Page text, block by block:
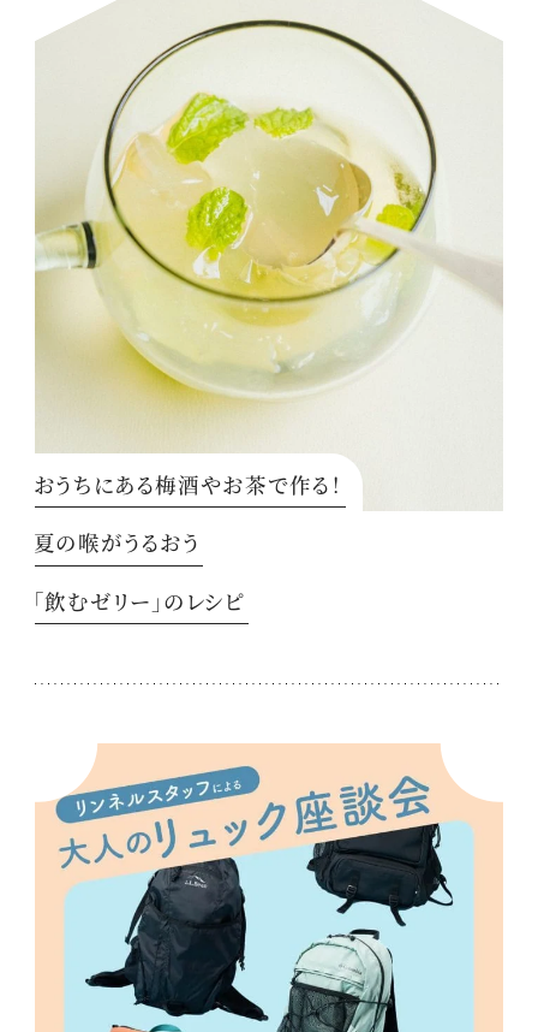
おうちにある梅酒やお茶で作る！
夏の喉がうるおう
「飲むゼリー」のレシピ